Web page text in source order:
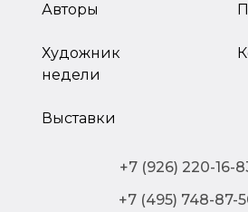
Авторы
Художник
недели
Выставки
+7 (926) 220-16-
+7 (495) 748-87-